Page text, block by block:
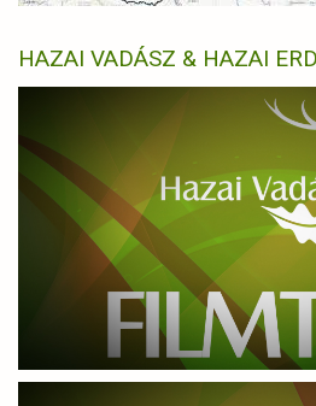
HAZAI VADÁSZ & HAZAI